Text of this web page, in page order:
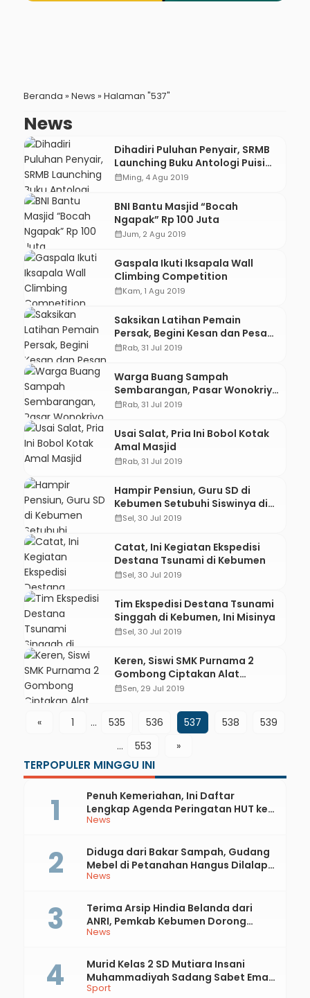
Beranda » News » Halaman "537"
News
Dihadiri Puluhan Penyair, SRMB
Launching Buku Antologi Puisi
“Kuputarung 2”
calendar_monthMing, 4 Agu 2019
BNI Bantu Masjid “Bocah
Ngapak” Rp 100 Juta
calendar_monthJum, 2 Agu 2019
Gaspala Ikuti Iksapala Wall
Climbing Competition
calendar_monthKam, 1 Agu 2019
Saksikan Latihan Pemain
Persak, Begini Kesan dan Pesan
Indra Sjafri
calendar_monthRab, 31 Jul 2019
Warga Buang Sampah
Sembarangan, Pasar Wonokriyo
Kumuh
calendar_monthRab, 31 Jul 2019
Usai Salat, Pria Ini Bobol Kotak
Amal Masjid
calendar_monthRab, 31 Jul 2019
Hampir Pensiun, Guru SD di
Kebumen Setubuhi Siswinya di
Kelas
calendar_monthSel, 30 Jul 2019
Catat, Ini Kegiatan Ekspedisi
Destana Tsunami di Kebumen
calendar_monthSel, 30 Jul 2019
Tim Ekspedisi Destana Tsunami
Singgah di Kebumen, Ini Misinya
calendar_monthSel, 30 Jul 2019
Keren, Siswi SMK Purnama 2
Gombong Ciptakan Alat
Pengamanan Perlintasan
calendar_monthSen, 29 Jul 2019
« 1 … 535 536 537 538
539
…
553 »
TERPOPULER MINGGU INI
News
Penuh Kemeriahan, Ini Daftar
Lengkap Agenda Peringatan HUT ke-
81 RI dan Hari Jadi ke-397 Kabupaten
News
Diduga dari Bakar Sampah, Gudang
Mebel di Petanahan Hangus Dilalap
Api
News
Terima Arsip Hindia Belanda dari
ANRI, Pemkab Kebumen Dorong
Integrasi Sejarah, Geopark, dan
Sport
Murid Kelas 2 SD Mutiara Insani
Muhammadiyah Sadang Sabet Emas
dan Perak di Kejurda Tapak Suci